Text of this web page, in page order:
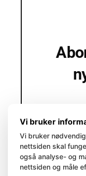
andre
Email
Legg inn din
Vi bruker
Vi bruker
nettsiden skal
også analyse- og
nettsiden og måle